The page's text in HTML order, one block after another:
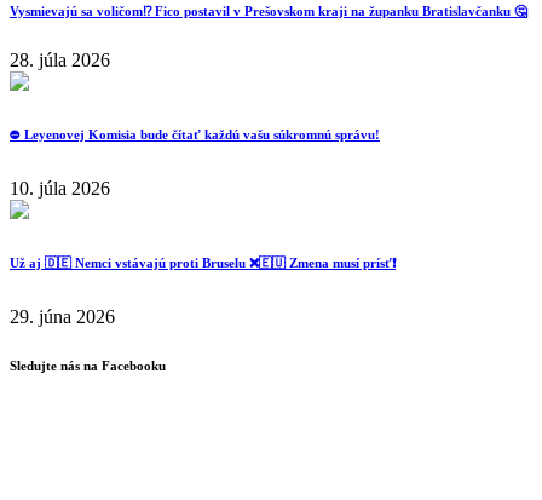
Vysmievajú sa voličom⁉️ Fico postavil v Prešovskom kraji na županku Bratislavčanku 🤔
28. júla 2026
⛔️ Leyenovej Komisia bude čítať každú vašu súkromnú správu!
10. júla 2026
Už aj 🇩🇪 Nemci vstávajú proti Bruselu ❌️🇪🇺 Zmena musí prísť❗️
29. júna 2026
Sledujte nás na Facebooku